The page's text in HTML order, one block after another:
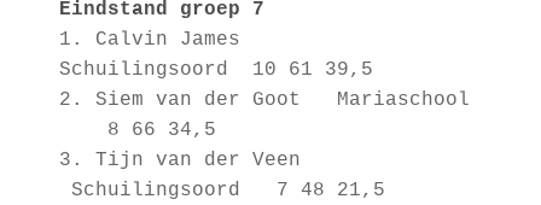
Eindstand groep 7
1. Calvin James
Schuilingsoord 10 61 39,5
2. Siem van der Goot Mariaschool
8 66 34,5
3. Tijn van der Veen
Schuilingsoord 7 48 21,5